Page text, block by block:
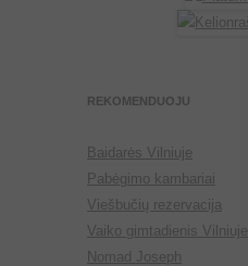
REKOMENDUOJU
Baidarės Vilniuje
Pabėgimo kambariai
Viešbučių rezervacija
Vaiko gimtadienis Vilniuje
Nomad Joseph